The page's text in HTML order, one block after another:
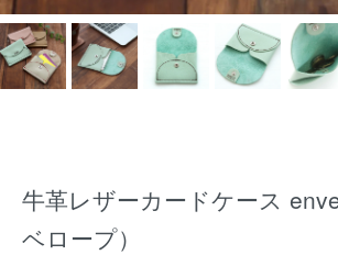
牛革レザーカードケース
ベロープ）